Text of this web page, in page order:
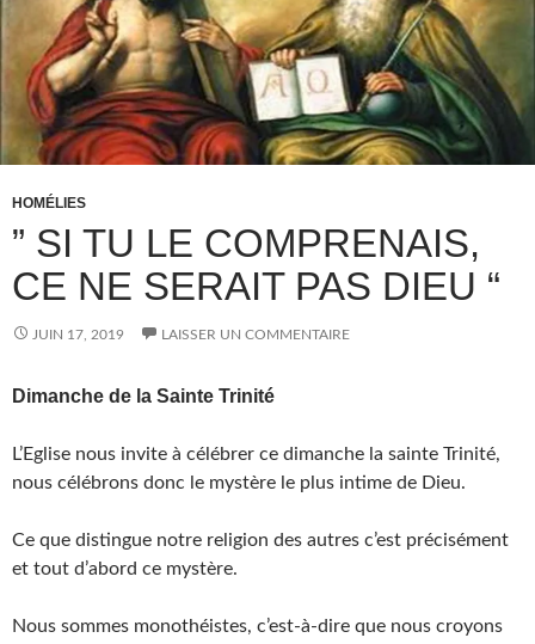
HOMÉLIES
” SI TU LE COMPRENAIS,
CE NE SERAIT PAS DIEU “
JUIN 17, 2019 LAISSER UN COMMENTAIRE
Dimanche de la Sainte Trinité
L’Eglise nous invite à célébrer ce dimanche la sainte Trinité,
nous célébrons donc le mystère le plus intime de Dieu.
Ce que distingue notre religion des autres c’est précisément
et tout d’abord ce mystère.
Nous sommes monothéistes, c’est-à-dire que nous croyons